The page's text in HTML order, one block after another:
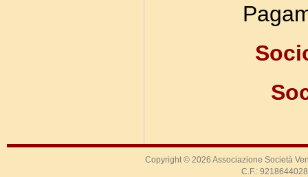
Copyright © 2026 Associazione Società
C.F.: